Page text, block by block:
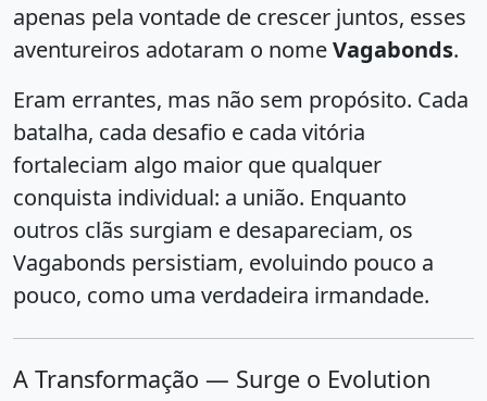
apenas pela vontade de crescer juntos, esses
aventureiros adotaram o nomeVagabonds.
Eram errantes, mas não sem propósito. Cada
batalha, cada desafio e cada vitória
fortaleciam algo maior que qualquer
conquista individual: a união. Enquanto
outros clãs surgiam e desapareciam, os
Vagabonds persistiam, evoluindo pouco a
pouco, como uma verdadeira irmandade.
A Transformação — Surge o Evolution